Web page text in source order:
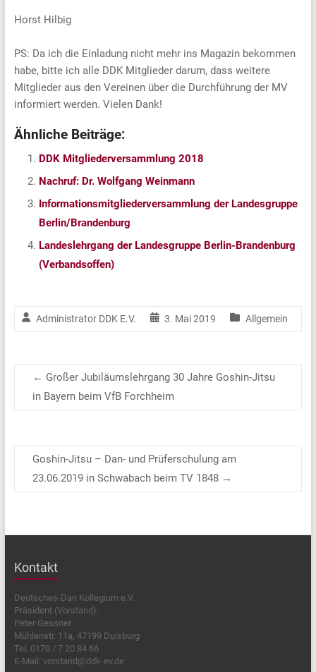
Horst Hilbig
PS: Da ich die Einladung nicht mehr ins Magazin bekommen
habe, bitte ich alle DDK Mitglieder darum, dass weitere
Mitglieder aus den Vereinen über die Durchführung der MV
informiert werden. Vielen Dank!
Ähnliche Beiträge:
DDK Mitgliederversammlung 2018
Nachruf: Dr. Wolfgang Weinmann
Informationsmitgliederversammlung der Landesgruppe
Berlin/Brandenburg
Landeslehrgang der Landesgruppe Berlin-Brandenburg
(Verbandsoffen)
Administrator DDK E.V. 3. Mai 2019 Allgemein
← Großer Jubiläumslehrgang 30 Jahre Goshin-Jitsu
in Bayern beim VfB Forchheim
Goshin-Jitsu – Dan- und Prüferschulung am
23.06.2019 in Schwabach beim TV 1848 →
Kontakt
Deutsches-Dan Kollegium e.V.
Präsident (Vorstand):
Peter Gessner
Mühlenstr. 11a, 47199 Duisburg
Tel: 0170 / 7 20 84 66
E-Mail: vorstand@ddk-ev.de